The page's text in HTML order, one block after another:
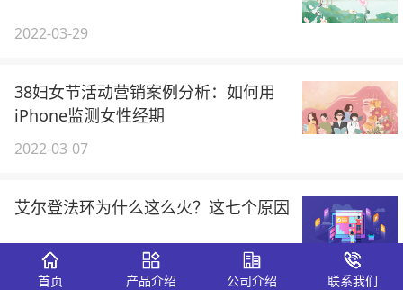
2022-03-29
38妇女节活动营销案例分析：如何用
iPhone监测女性经期
2022-03-07
艾尔登法环为什么这么火？这七个原因
2022-03-03
首页 产品介绍 公司介绍 联系我们